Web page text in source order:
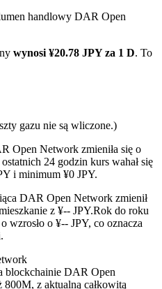
forex, metale szlachetne i
USDC jako zabezpieczenie
handlowy DAR Open
wynosi ¥20.78 JPY za 1 D. To
gazu nie są wliczone.)
Open Network zmieniła się o
24 godzin kurs wahał się
i minimum ¥0 JPY.
DAR Open Network zmienił
z ¥-- JPY.Rok do roku
wzrosło o ¥-- JPY, co oznacza
blockchainie DAR Open
z aktualną całkowitą